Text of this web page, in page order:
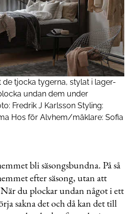
de tjocka tygerna, stylat i lager-
undan dem under
Fredrik J Karlsson Styling:
Hos för Alvhem/mäklare: Sofia
bli säsongsbundna. På så
efter säsong, utan att
du plockar undan något i ett
sakna det och då kan det till